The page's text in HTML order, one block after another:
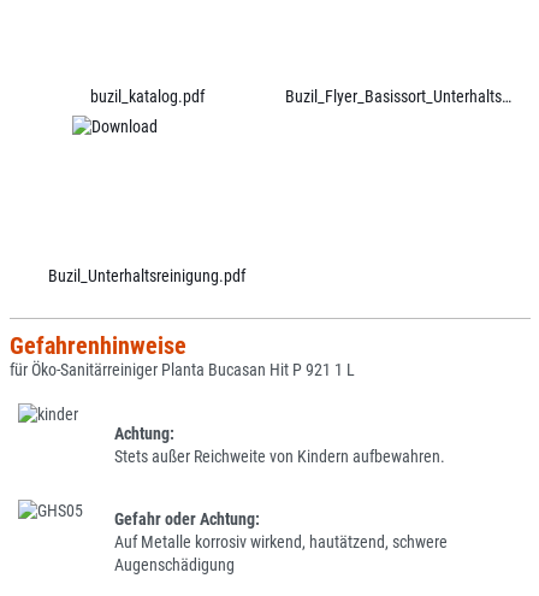
buzil_katalog.pdf Buzil_Flyer_Basissort_Unterhaltsreinigung.pdf
Buzil_Unterhaltsreinigung.pdf
Gefahrenhinweise
für Öko-Sanitärreiniger Planta Bucasan Hit P 921 1 L
Achtung:
Stets außer Reichweite von Kindern aufbewahren.
Gefahr oder Achtung:
Auf Metalle korrosiv wirkend, hautätzend, schwere
Augenschädigung